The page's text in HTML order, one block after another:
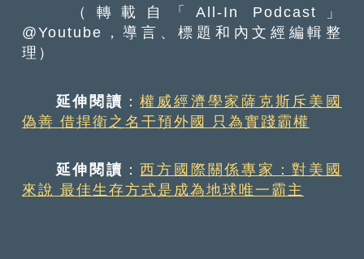
（轉載自「All-In Podcast」
@Youtube，導言、標題和內文經編輯整
理）
延伸閱讀 ：權威經濟學家薩克斯斥美國
偽善 借捍衛之名干預外國 只為實踐霸權
延伸閱讀 ：西方國際關係專家：對美國
來說 最佳生存方式是成為地球唯一霸主